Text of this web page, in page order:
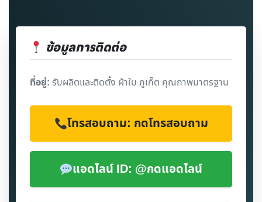
ข้อมูลการติดต่อ
ที่อยู่: รับผลิตและติดตั้ง ผ้าใบ ภูเก็ต คุณภาพมาตรฐาน
โทรสอบถาม: กดโทรสอบถาม
แอดไลน์ ID: @กดแอดไลน์